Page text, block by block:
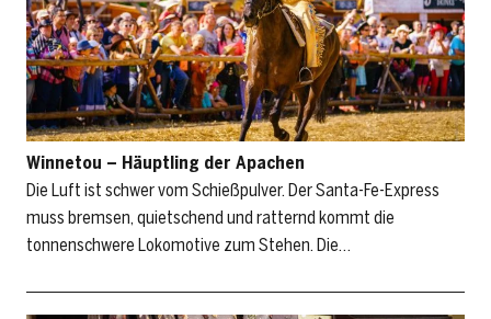
Winnetou – Häuptling der Apachen
Die Luft ist schwer vom Schießpulver. Der Santa-Fe-Express
muss bremsen, quietschend und ratternd kommt die
tonnenschwere Lokomotive zum Stehen. Die…